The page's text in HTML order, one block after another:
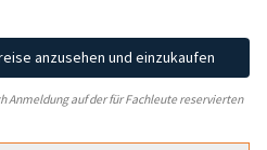
anzusehen und einzukaufen
Anmeldung auf der für Fachleute reservierten